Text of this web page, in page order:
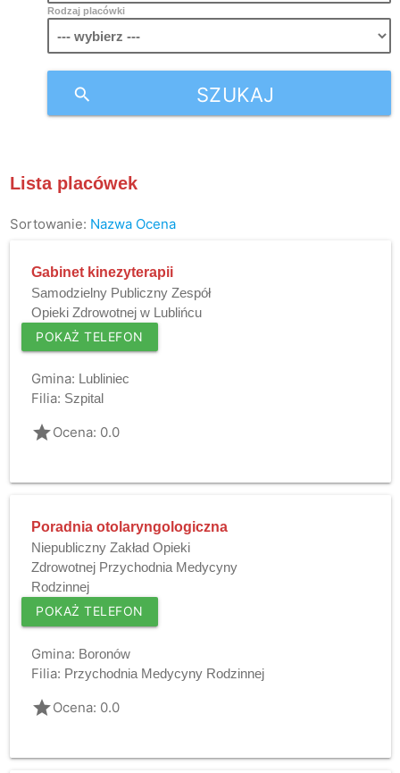
Rodzaj placówki
SZUKAJ
search
Lista placówek
Sortowanie: Nazwa Ocena
Gabinet kinezyterapii
Samodzielny Publiczny Zespół
Opieki Zdrowotnej w Lublińcu
POKAŻ TELEFON
Gmina: Lubliniec
Filia: Szpital
gradeOcena: 0.0
Poradnia otolaryngologiczna
Niepubliczny Zakład Opieki
Zdrowotnej Przychodnia Medycyny
Rodzinnej
POKAŻ TELEFON
Gmina: Boronów
Filia: Przychodnia Medycyny Rodzinnej
gradeOcena: 0.0